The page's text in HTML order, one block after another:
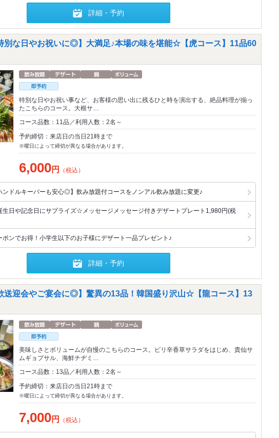
詳細・予約
別な日やお祝いに◎】大満足♪本場の味を堪能☆【虎コース】11品60
特別な日やお祝い事など、お客様の思い出に残るひと時を演出する、絶品料理が揃っ
たこちらのコース。大根サ…
コース品数：11品／利用人数：2名～
予約締切：来店日の当日21時まで
※曜日によって締切が異なる場合があります。
6,000円 （税込）
ンドルキーパーも安心◎】飲み放題付コースをノンアル飲み放題に変更♪
日や記念日にサプライズ☆メッセージメッセージ付きデザートプレート1,980円(税
ポンでお得！小学生以下のお子様にデザート一品プレゼント♪
詳細・予約
送迎会やご宴会に◎】驚異の13品！韓国盛り沢山☆【龍コース】13
美味しさとボリュームが自慢のこちらのコース。ピリ辛香草サラダをはじめ、貴仙サ
ムギョプサル、海鮮チヂミ…
コース品数：13品／利用人数：2名～
予約締切：来店日の当日21時まで
※曜日によって締切が異なる場合があります。
7,000円 （税込）